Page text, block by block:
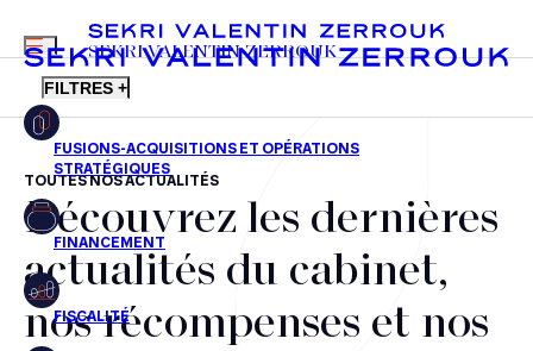
FR EN
MENU
SEKRI VALENTIN ZERROUK
FILTRES +
Fusions-acquisitions et opérations stratégiques
Financement
Fiscalité
TOUTES NOS ACTUALITÉS
Découvrez les dernières
actualités du cabinet,
nos récompenses et nos